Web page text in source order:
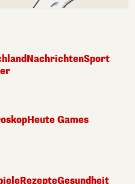
NachrichtenSport
Heute Games
RezepteGesundheit